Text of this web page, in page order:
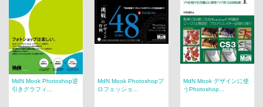
MdN Mook Photoshop逆
引きグラフィ...
MdN Mook Photoshopプ
ロフェッショ...
MdN Mook デザインに使
うPhotoshop...